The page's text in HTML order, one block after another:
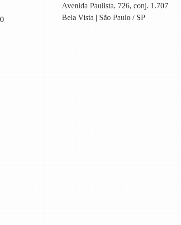
Avenida Paulista, 726, conj. 1.707
Bela Vista | São Paulo / SP